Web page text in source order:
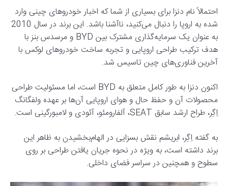
احتمالاً نام دنزا برای بسیاری از شما که اخبار خودروهای چینی وارد
شده به اروپا را دنبال می‌کنید، ناآشنا باشد. این برند در سال 2010
به عنوان یک سرمایه‌گذاری مشترک بین BYD و مرسدس بنز با
هدف ترکیب طراحی اروپایی و تجربه ساخت خودروهای لوکس با
آخرین فناوری‌های چین تاسیس شد.
اکنون دنزا به طور کامل متعلق به BYD است، اما مسئولیت طراحی
محصولات آن و حفظ حال و هوای اروپایی آن‌ها بر عهده ولفگانگ
اِگِر، طراح ارشد سابق SEAT، آلفارومئو، آئودی و لامبورگینی است.
به گفته اِگِر، ابریشم نقش بسزایی در الهام‌بخشیدن به ظاهر این
برند داشته است، به ویژه در نحوه جریان یافتن طراحی بر روی
سطوح و همچنین در سراسر فضای داخلی.